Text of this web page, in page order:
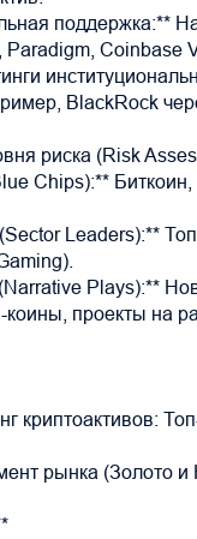
поддержка:**
Paradigm, Coinbase
BlackRock
риска (Risk
Chips):**
Leaders):**
Plays):**
проекты на
криптоактивов:
рынка (Золото